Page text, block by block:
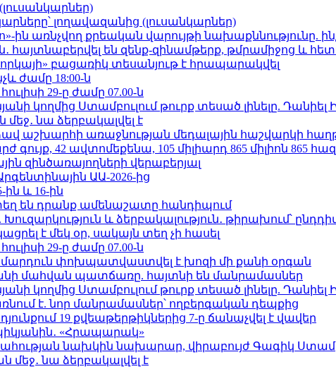
լողավազանից (լուսանկարներ)
ին առնչվող քրեական վարույթի նախաքննությունը.
հայտնաբերվել են զենք-զինամթերք, թմրամիջոց և
բացառիկ տեսանյութ է հրապարակվել
ժամը 18:00-ն
29-ը ժամը 07.00-ն
կողմից Ստամբուլում թուրք տեսած լինելը. Դանիել
նա ձերբակալվել է
առաջնության մեդալային հաշվարկի
42 ավտոմեքենա, 105 միլիարդ 865 միլիոն 865
զինծառայողների վերաբերյալ
ԱԱ-2026-ից
ին և 16-ին
են դրանք ամենաշատը հանդիպում
և ձերբակալություն․ թիրախում՝
է մեկ օր, սակայն տեղ չի հասել
29-ը ժամը 07.00-ն
փոխպատվաստվել է խոզի մի քանի օրգան
մահվան պատճառը. հայտնի են մանրամասներ
կողմից Ստամբուլում թուրք տեսած լինելը. Դանիել
է. նոր մանրամասներ՝ ողբերգական դեպքից
19 քվեաթերթիկներից 7-ը ճանաչվել է վավեր
«Հրապարակ»
նախկին նախարար, վիրաբույժ Գագիկ
նա ձերբակալվել է